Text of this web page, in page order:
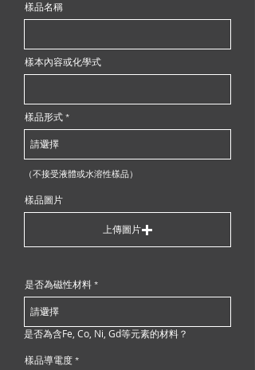
樣品名稱
樣本內容或化學式
樣品形式
（不接受液體或水溶性樣品）
樣品圖片
上傳圖片
是否為磁性材料
是否為含Fe, Co, Ni, Gd等元素的材料？
樣品導電度